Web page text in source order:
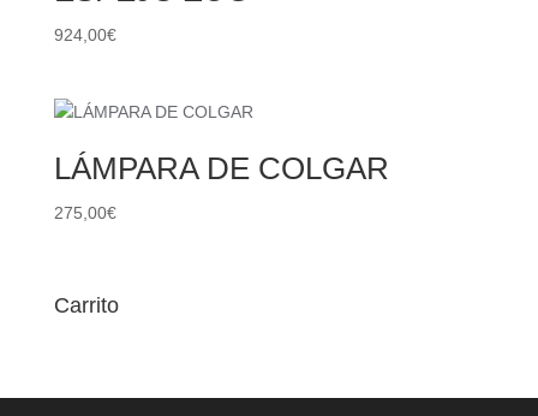
924,00€
LÁMPARA DE COLGAR
275,00€
Carrito